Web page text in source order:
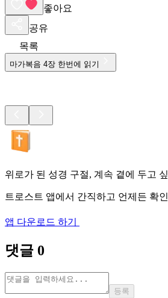
좋아요
공유
목록
마가복음 4장 한번에 읽기
위로가 된 성경 구절, 계속 곁에 두고
트로스트 앱에서 간직하고 언제든 확
앱 다운로드 하기
댓글 0
등록